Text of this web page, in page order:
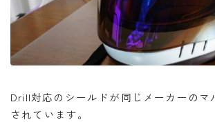
Drill対応のシールドが同じメーカーのマ
されています。